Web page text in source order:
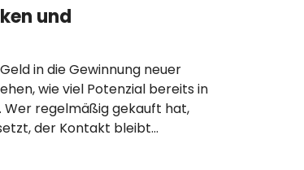
und
in die Gewinnung neuer
wie viel Potenzial bereits in
regelmäßig gekauft hat,
der Kontakt bleibt